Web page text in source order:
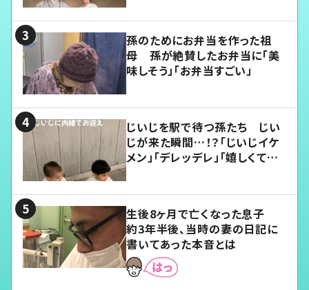
孫のためにお弁当を作った祖
母 孫が絶賛したお弁当に「美
味しそう」「お弁当すごい」
じいじを駅で待つ孫たち じい
じが来た瞬間…！？「じいじイケ
メン」「デレッデレ」「嬉しくて可
生後8ヶ月で亡くなった息子
約3年半後、当時の妻の日記に
書いてあった本音とは